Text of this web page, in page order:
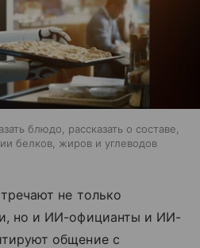
блюдо, рассказать о составе,
белков, жиров и углеводов
не только
но и ИИ-официанты и ИИ-
общение с